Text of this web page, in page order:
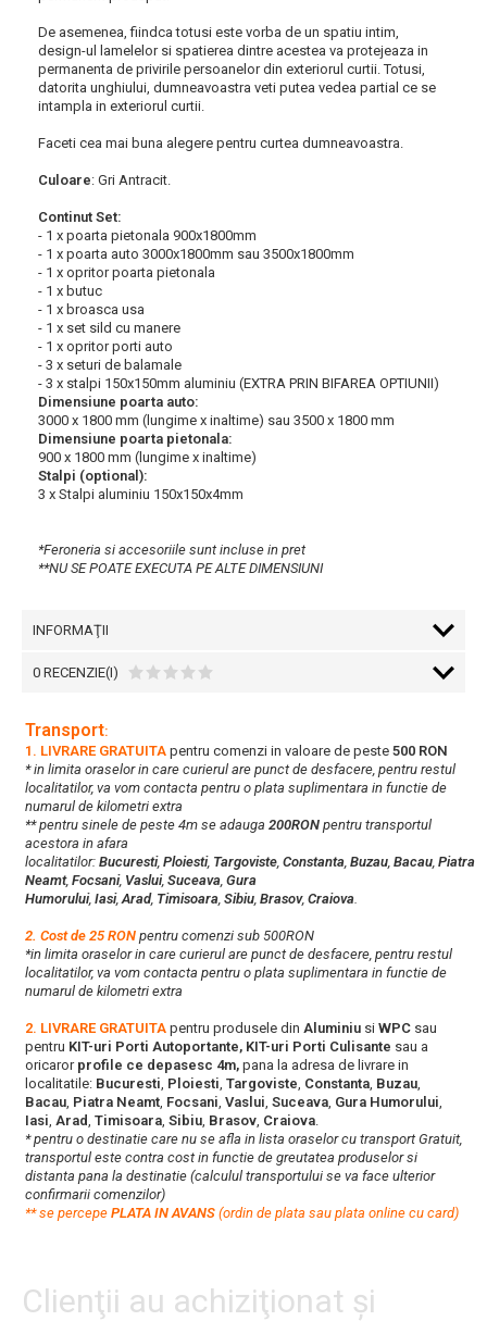
De asemenea, fiindca totusi este vorba de un spatiu intim,
design-ul lamelelor si spatierea dintre acestea va protejeaza in
permanenta de privirile persoanelor din exteriorul curtii. Totusi,
datorita unghiului, dumneavoastra veti putea vedea partial ce se
intampla in exteriorul curtii.
Faceti cea mai buna alegere pentru curtea dumneavoastra.
Culoare: Gri Antracit.
Continut Set:
- 1 x poarta pietonala 900x1800mm
- 1 x poarta auto 3000x1800mm sau 3500x1800mm
- 1 x opritor poarta pietonala
- 1 x butuc
- 1 x broasca usa
- 1 x set sild cu manere
- 1 x opritor porti auto
- 3 x seturi de balamale
- 3 x stalpi 150x150mm aluminiu (EXTRA PRIN BIFAREA OPTIUNII)
Dimensiune poarta auto:
3000 x 1800 mm (lungime x inaltime) sau 3500 x 1800 mm
Dimensiune poarta pietonala:
900 x 1800 mm (lungime x inaltime)
Stalpi (optional):
3 x Stalpi aluminiu 150x150x4mm
*Feroneria si accesoriile sunt incluse in pret
**NU SE POATE EXECUTA PE ALTE DIMENSIUNI
INFORMAŢII
0 RECENZIE(I)
Transport:
1. LIVRARE GRATUITA pentru comenzi in valoare de peste 500 RON
* in limita oraselor in care curierul are punct de desfacere, pentru restul
localitatilor, va vom contacta pentru o plata suplimentara in functie de
numarul de kilometri extra
** pentru sinele de peste 4m se adauga 200RON pentru transportul
acestora in afara
localitatilor: Bucuresti, Ploiesti, Targoviste, Constanta, Buzau, Bacau, Piatra
Neamt, Focsani, Vaslui, Suceava, Gura
Humorului, Iasi,Arad, Timisoara, Sibiu, Brasov, Craiova.
2. Cost de 25 RON pentru comenzi sub 500RON
*in limita oraselor in care curierul are punct de desfacere, pentru restul
localitatilor, va vom contacta pentru o plata suplimentara in functie de
numarul de kilometri extra
2. LIVRARE GRATUITA pentru produsele din Aluminiu si WPC sau
pentru KIT-uri Porti Autoportante, KIT-uri Porti Culisante sau a
oricarorprofile ce depasesc 4m, pana la adresa de livrare in
localitatile: Bucuresti, Ploiesti, Targoviste, Constanta, Buzau,
Bacau, Piatra Neamt, Focsani, Vaslui, Suceava, Gura Humorului,
Iasi, Arad, Timisoara, Sibiu, Brasov, Craiova.
* pentru o destinatie care nu se afla in lista oraselor cu transport Gratuit,
transportul este contra cost in functie de greutatea produselor si
distanta pana la destinatie (calculul transportului se va face ulterior
confirmarii comenzilor)
**se percepe PLATA IN AVANS (ordin de plata sau plata online cu card)
Clienţii au achiziţionat şi